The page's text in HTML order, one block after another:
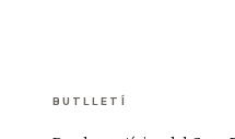
BUTLLETÍ